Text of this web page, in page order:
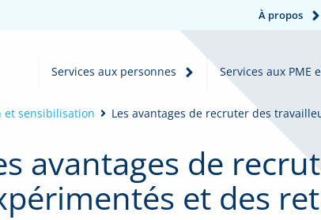
À propos
Services aux personnes Services aux PME
et sensibilisation Les avantages de recruter des
avantages de
et des